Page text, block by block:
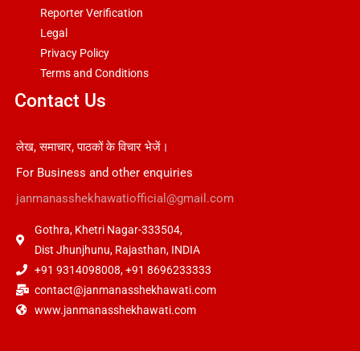
Reporter Verification
Legal
Privacy Policy
Terms and Conditions
Contact Us
लेख, समाचार, पाठकों के विचार भेजें।
For Business and other enquiries
janmanasshekhawatiofficial@gmail.com
Gothra, Khetri Nagar-333504,
Dist Jhunjhunu, Rajasthan, INDIA
+91 9314098008, +91 8696233333
contact@janmanasshekhawati.com
www.janmanasshekhawati.com